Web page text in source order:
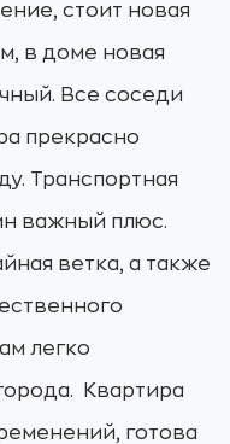
стоит новая
в доме новая
Все соседи
прекрасно
Транспортная
важный плюс.
ветка, а также
легко
Квартира
готова